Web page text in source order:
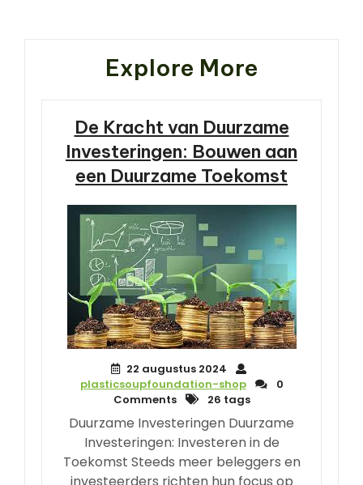
Explore More
De Kracht van Duurzame
Investeringen: Bouwen aan
een Duurzame Toekomst
22 augustus 2024
plasticsoupfoundation-shop
0
Comments
26 tags
Duurzame Investeringen Duurzame
Investeringen: Investeren in de
Toekomst Steeds meer beleggers en
investeerders richten hun focus op